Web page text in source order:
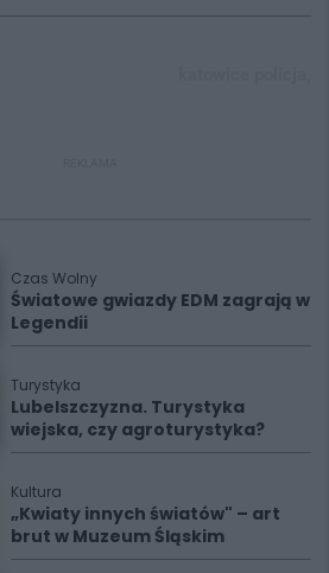
Czas Wolny
Światowe gwiazdy EDM zagrają w
Legendii
Turystyka
Lubelszczyzna. Turystyka
wiejska, czy agroturystyka?
Kultura
„Kwiaty innych światów" – art
brut w Muzeum Śląskim